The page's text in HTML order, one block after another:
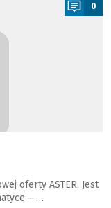
0
oferty ASTER. Jest
– …